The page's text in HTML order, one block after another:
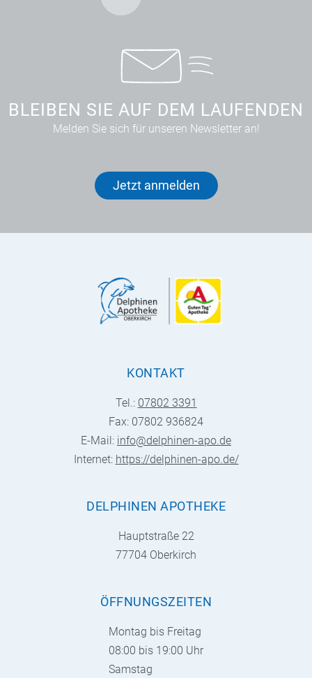
BLEIBEN SIE AUF DEM LAUFENDEN
Melden Sie sich für unseren Newsletter an!
Jetzt anmelden
KONTAKT
Tel.: 07802 3391
Fax: 07802 936824
E-Mail: info@delphinen-apo.de
Internet: https://delphinen-apo.de/
DELPHINEN APOTHEKE
Hauptstraße 22
77704 Oberkirch
ÖFFNUNGSZEITEN
Montag bis Freitag
08:00 bis 19:00 Uhr
Samstag